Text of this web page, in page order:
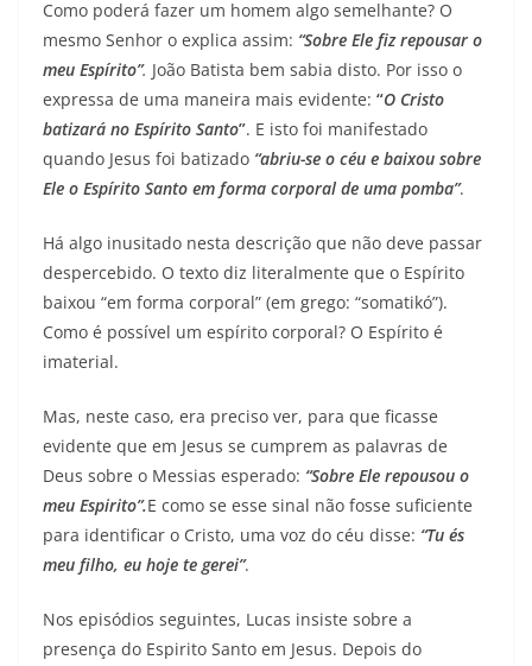
Como poderá fazer um homem algo semelhante? O
mesmo Senhor o explica assim: “Sobre Ele fiz repousar o
meu Espírito”. João Batista bem sabia disto. Por isso o
expressa de uma maneira mais evidente: “O Cristo
batizará no Espírito Santo”. E isto foi manifestado
quando Jesus foi batizado “abriu-se o céu e baixou sobre
Ele o Espírito Santo em forma corporal de uma pomba”.
Há algo inusitado nesta descrição que não deve passar
despercebido. O texto diz literalmente que o Espírito
baixou “em forma corporal” (em grego: “somatikó”).
Como é possível um espírito corporal? O Espírito é
imaterial.
Mas, neste caso, era preciso ver, para que ficasse
evidente que em Jesus se cumprem as palavras de
Deus sobre o Messias esperado: “Sobre Ele repousou o
meu Espirito”.E como se esse sinal não fosse suficiente
para identificar o Cristo, uma voz do céu disse: “Tu és
meu filho, eu hoje te gerei”.
Nos episódios seguintes, Lucas insiste sobre a
presença do Espirito Santo em Jesus. Depois do